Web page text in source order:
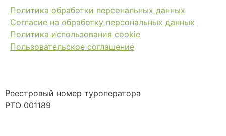
Реестровый номер туроператора
РТО 001189
Политика обработки персональных данных
Согласие на обработку персональных данных
Политика использования cookie
Пользовательское соглашение